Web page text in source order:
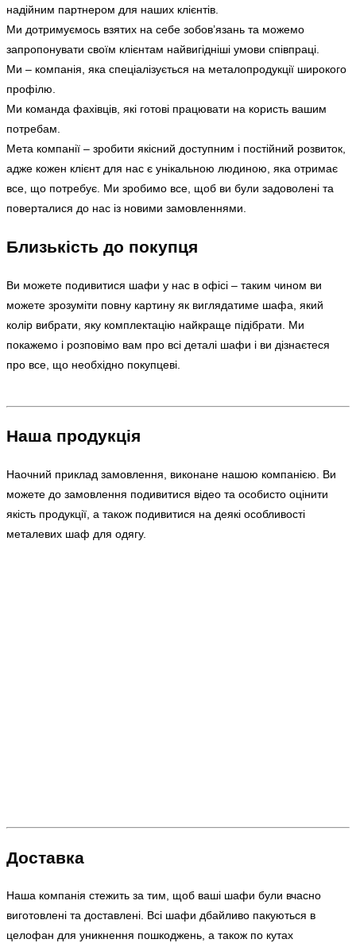
надійним партнером для наших клієнтів.
Ми дотримуємось взятих на себе зобов’язань та можемо
запропонувати своїм клієнтам найвигідніші умови співпраці.
Ми – компанія, яка спеціалізується на металопродукції широкого
профілю.
Ми команда фахівців, які готові працювати на користь вашим
потребам.
Мета компанії – зробити якісний доступним і постійний розвиток,
адже кожен клієнт для нас є унікальною людиною, яка отримає
все, що потребує. Ми зробимо все, щоб ви були задоволені та
поверталися до нас із новими замовленнями.
Близькість до покупця
Ви можете подивитися шафи у нас в офісі – таким чином ви
можете зрозуміти повну картину як виглядатиме шафа, який
колір вибрати, яку комплектацію найкраще підібрати. Ми
покажемо і розповімо вам про всі деталі шафи і ви дізнаєтеся
про все, що необхідно покупцеві.
Наша продукція
Наочний приклад замовлення, виконане нашою компанією. Ви
можете до замовлення подивитися відео та особисто оцінити
якість продукції, а також подивитися на деякі особливості
металевих шаф для одягу.
Доставка
Наша компанія стежить за тим, щоб ваші шафи були вчасно
виготовлені та доставлені. Всі шафи дбайливо пакуються в
целофан для уникнення пошкоджень, а також по кутах